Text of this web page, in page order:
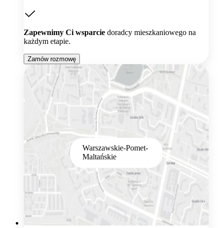
Zapewnimy Ci wsparcie doradcy mieszkaniowego na
każdym etapie.
Zamów rozmowę
Warszawskie-Pomet-
Maltańskie